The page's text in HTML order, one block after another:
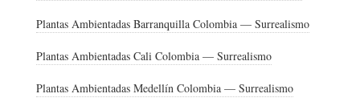
Plantas Ambientadas Barranquilla Colombia — Surrealismo
Plantas Ambientadas Cali Colombia — Surrealismo
Plantas Ambientadas Medellín Colombia — Surrealismo